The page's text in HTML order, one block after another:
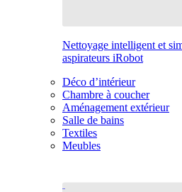
Nettoyage intelligent et
aspirateurs iRobot
Déco d’intérieur
Chambre à coucher
Aménagement extérieur
Salle de bains
Textiles
Meubles